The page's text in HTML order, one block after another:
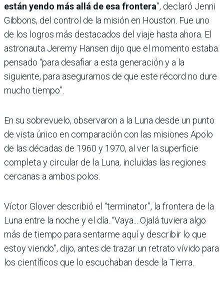
están yendo más allá de esa frontera”, declaró Jenni
Gibbons, del control de la misión en Houston. Fue uno
de los logros más destacados del viaje hasta ahora. El
astronauta Jeremy Hansen dijo que el momento estaba
pensado “para desafiar a esta generación y a la
siguiente, para asegurarnos de que este récord no dure
mucho tiempo”.
En su sobrevuelo, observaron a la Luna desde un punto
de vista único en comparación con las misiones Apolo
de las décadas de 1960 y 1970, al ver la superficie
completa y circular de la Luna, incluidas las regiones
cercanas a ambos polos.
Víctor Glover describió el “terminator”, la frontera de la
Luna entre la noche y el día. “Vaya... Ojalá tuviera algo
más de tiempo para sentarme aquí y describir lo que
estoy viendo”, dijo, antes de trazar un retrato vívido para
los científicos que lo escuchaban desde la Tierra.